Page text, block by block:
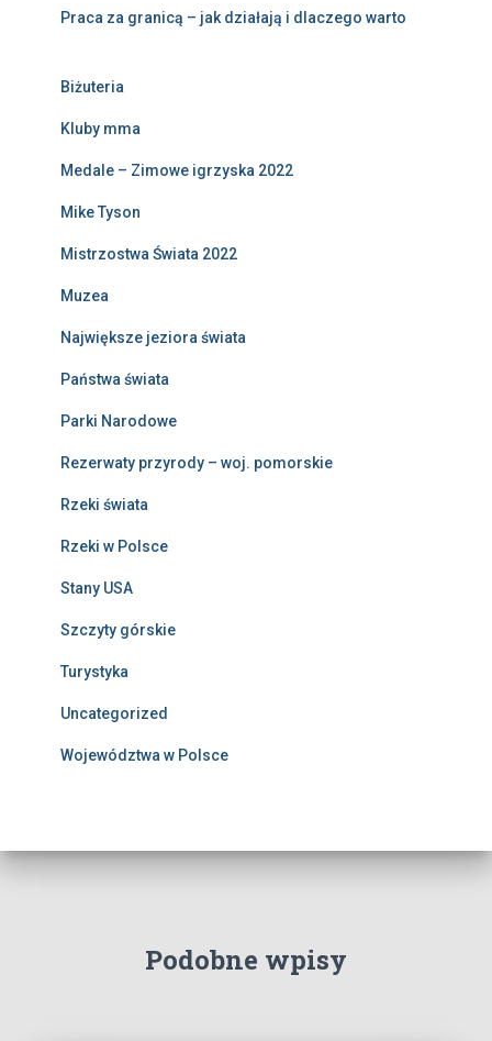
Praca za granicą – jak działają i dlaczego warto
Biżuteria
Kluby mma
Medale – Zimowe igrzyska 2022
Mike Tyson
Mistrzostwa Świata 2022
Muzea
Największe jeziora świata
Państwa świata
Parki Narodowe
Rezerwaty przyrody – woj. pomorskie
Rzeki świata
Rzeki w Polsce
Stany USA
Szczyty górskie
Turystyka
Uncategorized
Województwa w Polsce
Podobne wpisy